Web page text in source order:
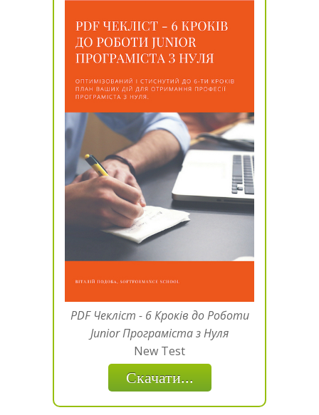
PDF Чекліст - 6 Кроків до Роботи
Junior Програміста з Нуля
New Test
Скачати...